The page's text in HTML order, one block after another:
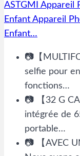
ASTGMI Appareil
Enfant Appareil
Enfant…
📷【
selfie pour
fonctions…
📷 【32 G
intégrée de
portable…
📷 【AVEC